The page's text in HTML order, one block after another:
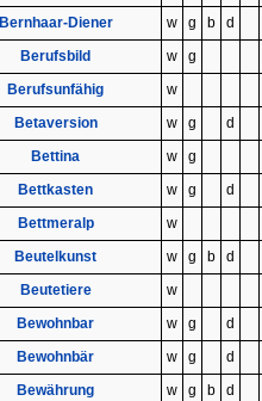
Bernhaar-Diener
w g b
d
Berufsbild
w
g
Berufsunfähig
w
Betaversion
w g
d
Bettina
w
g
Bettkasten
w g
d
Bettmeralp
w
Beutelkunst
w g b
d
Beutetiere
w
Bewohnbar
w g
d
Bewohnbär
w g
d
Bewährung
w g b
d